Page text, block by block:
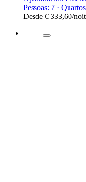
Pessoas: 7 ·
Desde € 333,60/